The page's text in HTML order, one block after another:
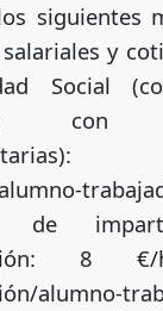
siguientes
y
Social
con
alumno-
de
8
alumno-